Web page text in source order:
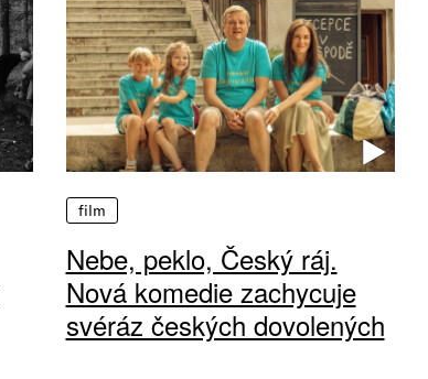
film
Nebe, peklo, Český ráj.
Nová komedie zachycuje
svéráz českých dovolených